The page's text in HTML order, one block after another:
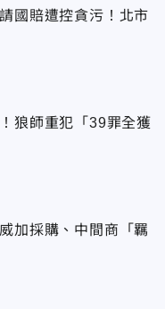
國賠遭控貪污！北市
狼師重犯「39罪全獲
加採購、中間商「羈